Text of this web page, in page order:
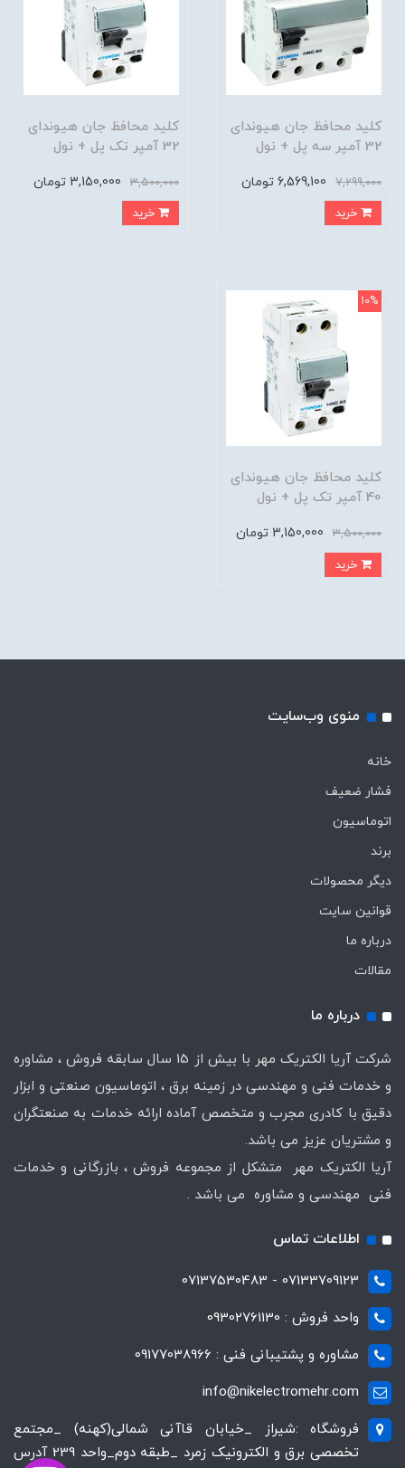
کلید محافظ جان هیوندای
32 آمپر سه پل + نول
7,299,000 6,569,100 تومان
خرید
کلید محافظ جان هیوندای
32 آمپر تک پل + نول
3,500,000 3,150,000 تومان
خرید
کلید محافظ جان هیوندای
40 آمپر تک پل + نول
3,500,000 3,150,000 تومان
10%
خرید
منوی وب‌سایت
خانه
فشار ضعیف
اتوماسیون
برند
دیگر محصولات
قوانین سایت
درباره ما
مقالات
درباره ما
شرکت آریا الکتریک مهر با بیش از 15 سال سابقه فروش ، مشاوره
و خدمات فنی و مهندسی در زمینه برق ، اتوماسیون صنعتی و ابزار
دقیق با کادری مجرب و متخصص آماده ارائه خدمات به صنعتگران
و مشتریان عزیز می باشد.
آریا الکتریک مهر متشکل از مجموعه فروش ، بازرگانی و خدمات
فنی مهندسی و مشاوره می باشد .
اطلاعات تماس
07133709123 - 07137530483
واحد فروش : 09302761130
مشاوره و پشتیبانی فنی : 09177038966
info@nikelectromehr.com
فروشگاه :شیراز _خیابان قاآنی شمالی(کهنه) _مجتمع
تخصصی برق و الکترونیک زمرد _طبقه دوم_واحد 239 آدرس